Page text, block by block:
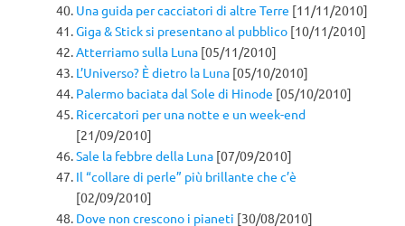
Una guida per cacciatori di altre Terre [11/11/2010]
Giga & Stick si presentano al pubblico [10/11/2010]
Atterriamo sulla Luna [05/11/2010]
L’Universo? È dietro la Luna [05/10/2010]
Palermo baciata dal Sole di Hinode [05/10/2010]
Ricercatori per una notte e un week-end
[21/09/2010]
Sale la febbre della Luna [07/09/2010]
Il “collare di perle” più brillante che c’è
[02/09/2010]
Dove non crescono i pianeti [30/08/2010]